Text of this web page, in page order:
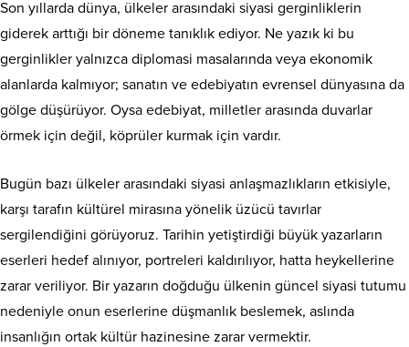
Son yıllarda dünya, ülkeler arasındaki siyasi gerginliklerin
giderek arttığı bir döneme tanıklık ediyor. Ne yazık ki bu
gerginlikler yalnızca diplomasi masalarında veya ekonomik
alanlarda kalmıyor; sanatın ve edebiyatın evrensel dünyasına da
gölge düşürüyor. Oysa edebiyat, milletler arasında duvarlar
örmek için değil, köprüler kurmak için vardır.
Bugün bazı ülkeler arasındaki siyasi anlaşmazlıkların etkisiyle,
karşı tarafın kültürel mirasına yönelik üzücü tavırlar
sergilendiğini görüyoruz. Tarihin yetiştirdiği büyük yazarların
eserleri hedef alınıyor, portreleri kaldırılıyor, hatta heykellerine
zarar veriliyor. Bir yazarın doğduğu ülkenin güncel siyasi tutumu
nedeniyle onun eserlerine düşmanlık beslemek, aslında
insanlığın ortak kültür hazinesine zarar vermektir.